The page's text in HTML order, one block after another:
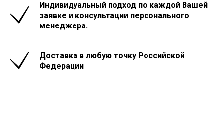
Индивидуальный подход по каждой Вашей
заявке и консультации персонального
менеджера.
Доставка в любую точку Российской
Федерации